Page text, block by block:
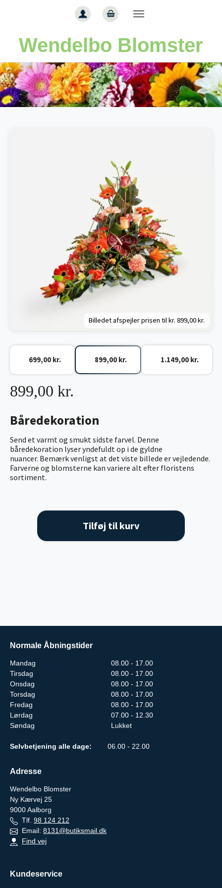
Wendelbo Blomster
Billedet afspejler prisen til kr. 899,00 kr.
Båredekoration
Send et varmt og smukt sidste farvel. Denne
båredekoration lyser yndefuldt op i de gyldne
nuancer. Bemærk venligst at det viste billede er vejledende.
Farverne og blomsterne kan variere alt efter floristens
sortiment.
899,00 kr.
699,00 kr. 899,00 kr. 1.149,00 kr.
Tilføj til kurv
Normale Åbningstider
Mandag
08.00 - 17.00
Tirsdag
08.00 - 17.00
Onsdag
08.00 - 17.00
Torsdag
08.00 - 17.00
Fredag
08.00 - 17.00
Lørdag
07.00 - 12.30
Søndag
Lukket
Selvbetjening alle dage: 06.00 - 22.00
Adresse
Wendelbo Blomster
Ny Kærvej 25
9000Aalborg
Tlf. 98 124 212
Email: 8131@butiksmail.dk
Find vej
Kundeservice